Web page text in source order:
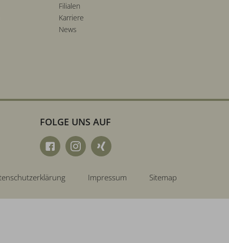
Filialen
Karriere
News
FOLGE UNS AUF
Impressum Sitemap